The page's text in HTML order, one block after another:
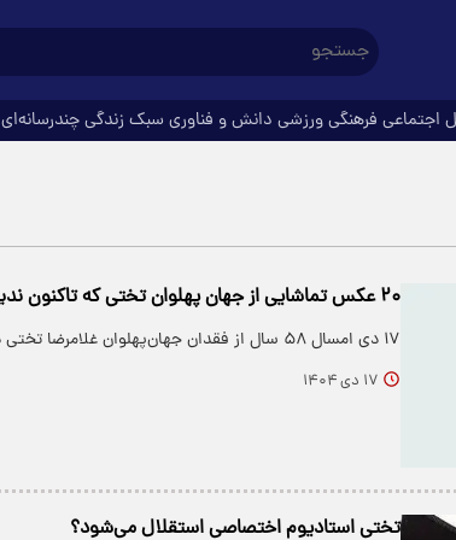
اجتماعی فرهنگیورزشی دانش و فناوری سبک زندگیچندرسانه‌ای
۲۰ عکس تماشایی از جهان پهلوان تختی که تاکنون ندیده‌اید!
۱۷ دی امسال ۵۸ سال از فقدان جهان‌پهلوان غلامرضا تختی در هتل اطلس تهران می‌گذرد.
۱۷ دی ۱۴۰۴
تختی استادیوم اختصاصی استقلال می‌شود؟